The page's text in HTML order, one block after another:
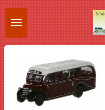
Ga
direct
naar
de
hoofdinhoud